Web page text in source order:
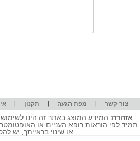
צור קשר | מפת הגעה | תקנון |
אזהרה: המידע המוצג באתר זה הינו
תמיד לפי הוראות רופא העניים או
או שינוי בראייתך, יש